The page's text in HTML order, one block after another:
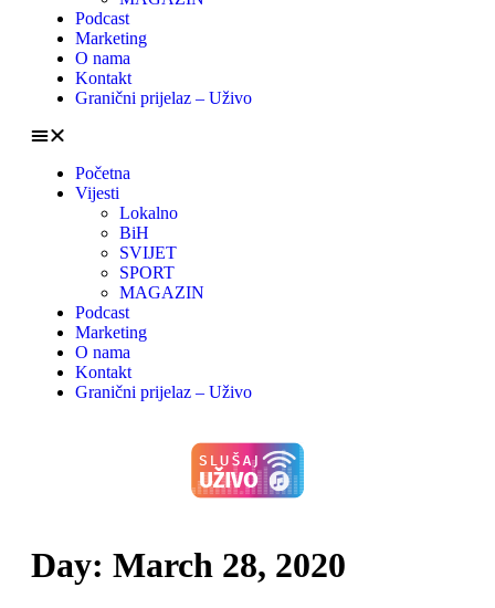
Podcast
Marketing
O nama
Kontakt
Granični prijelaz – Uživo
Početna
Vijesti
Lokalno
BiH
SVIJET
SPORT
MAGAZIN
Podcast
Marketing
O nama
Kontakt
Granični prijelaz – Uživo
Day: March 28, 2020